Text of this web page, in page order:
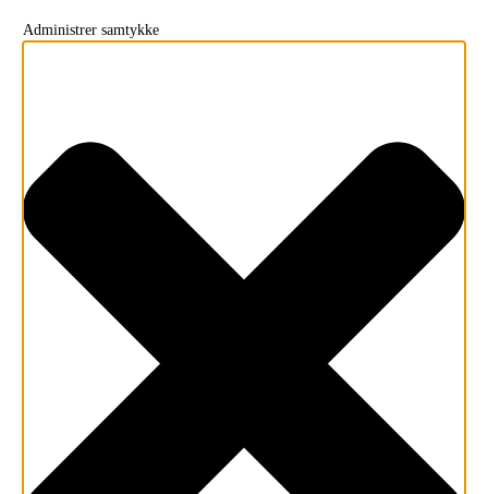
Administrer samtykke